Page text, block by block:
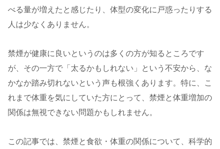
べる量が増えたと感じたり、体型の変化に戸惑ったりする
人は少なくありません。
禁煙が健康に良いというのは多くの方が知るところです
が、その一方で「太るかもしれない」という不安から、な
かなか踏み切れないという声も根強くあります。特に、こ
れまで体重を気にしていた方にとって、禁煙と体重増加の
関係は無視できない問題かもしれません。
この記事では、禁煙と食欲・体重の関係について、科学的